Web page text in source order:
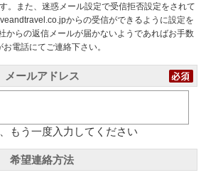
。また、迷惑メール設定で受信拒否設定をされて
からの受信ができるように設定を
からの返信メールが届かないようであればお手数
お電話にてご連絡下さい。
メールアドレス
もう一度入力してください
希望連絡方法